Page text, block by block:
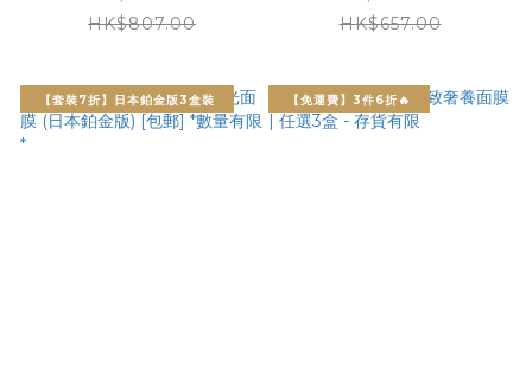
HK$807.00
HK$657.00
【套裝7折】日本鉑金版3盒裝 【免運費】3件6折🔥